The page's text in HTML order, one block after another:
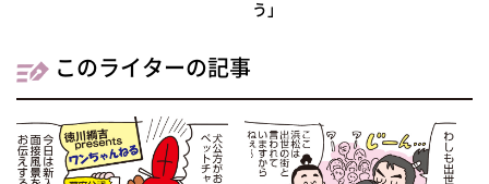
う」
このライターの記事